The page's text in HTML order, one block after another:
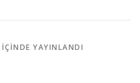
IÇINDE YAYINLANDI